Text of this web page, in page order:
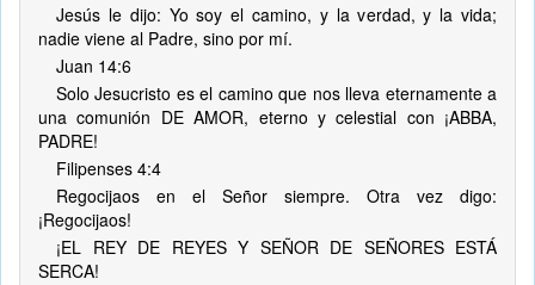
Jesús le dijo: Yo soy el camino, y la verdad, y la vida;
nadie viene al Padre, sino por mí.
Juan 14:6
Solo Jesucristo es el camino que nos lleva eternamente a
una comunión DE AMOR, eterno y celestial con ¡ABBA,
PADRE!
Filipenses 4:4
Regocijaos en el Señor siempre. Otra vez digo:
¡Regocijaos!
¡EL REY DE REYES Y SEÑOR DE SEÑORES ESTÁ
SERCA!